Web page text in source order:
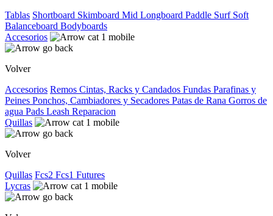
Tablas Shortboard Skimboard Mid Longboard Paddle Surf Soft
Balanceboard Bodyboards
Accesorios
Volver
Accesorios Remos Cintas, Racks y Candados Fundas Parafinas y
Peines Ponchos, Cambiadores y Secadores Patas de Rana Gorros de
agua Pads Leash Reparacion
Quillas
Volver
Quillas Fcs2 Fcs1 Futures
Lycras